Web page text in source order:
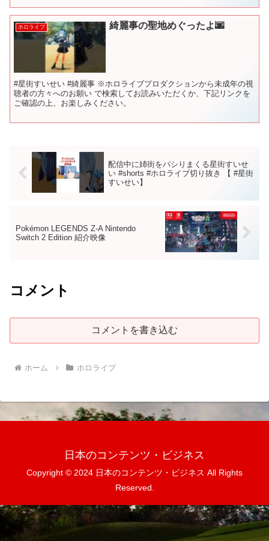
ホロライブ 綺麗事の聖地めぐったよ🌆
#星街すいせい #綺麗事 ※ホロライブプロダクションから未成年の視
聴者の方々へのお願い で検索してお読みいただくか、下記リンクを
ご確認の上、お楽しみください。
配信中に姉街をパシりまくる星街すいせ
い #shorts #ホロライブ切り抜き 【 #星街
すいせい】
Pokémon LEGENDS Z-A Nintendo
Switch 2 Edition 紹介映像
コメント
コメントを書き込む
ホーム ホロライブ
日本のコンテンツ・ビジネス
Copyright © 2024 日本のコンテンツ・ビジネス All Rights
Reserved.